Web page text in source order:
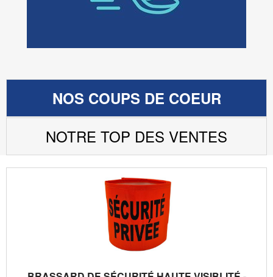
NOS COUPS DE COEUR
NOTRE TOP DES VENTES